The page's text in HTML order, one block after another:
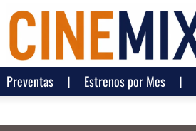
Preventas Estrenos por Mes